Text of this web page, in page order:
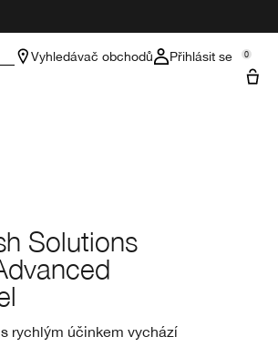
Vyhledávač obchodů Přihlásit se 0
Solutions
rychlým účinkem vychází